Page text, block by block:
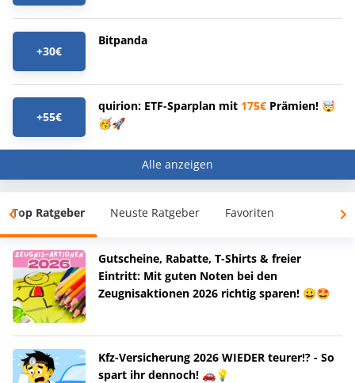
+30€
Bitpanda
+55€
quirion: ETF-Sparplan mit 175€ Prämien! 🤯
🥳🚀
Alle anzeigen
Top Ratgeber Neuste Ratgeber Favoriten
Gutscheine, Rabatte, T-Shirts & freier
Eintritt: Mit guten Noten bei den
Zeugnisaktionen 2026 richtig sparen! 😀🤩
Kfz-Versicherung 2026 WIEDER teurer!? - So
spart ihr dennoch! 🚗💡